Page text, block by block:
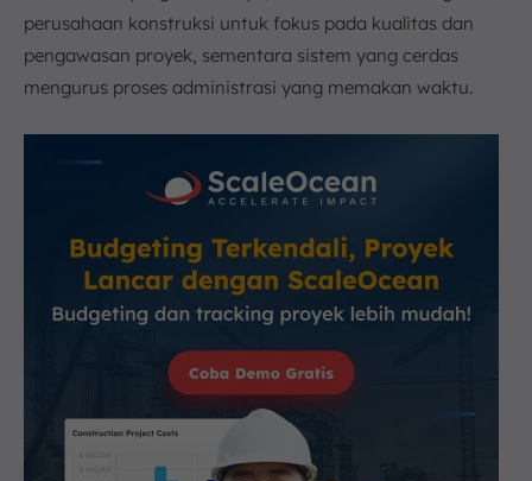
perusahaan konstruksi untuk fokus pada kualitas dan
pengawasan proyek, sementara sistem yang cerdas
mengurus proses administrasi yang memakan waktu.